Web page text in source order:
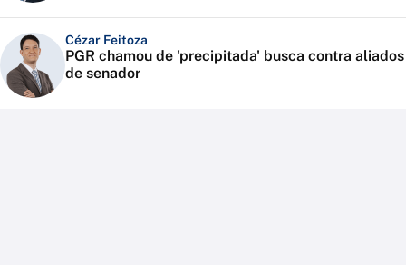
Cézar Feitoza
PGR chamou de 'precipitada' busca contra aliados
de senador